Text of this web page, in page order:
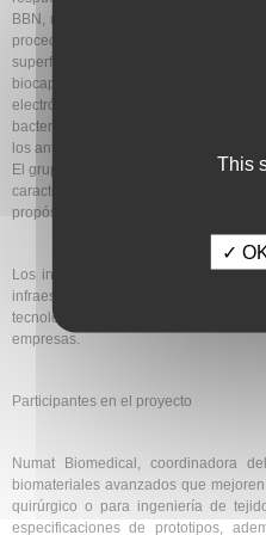
BBN, manifiesta que “las
procedentes de otros focos del
superficie estructuras que alcanzan
biocapas, como la que se muestra
electrónica de una biocapa de
bacterias se hacen muy resistentes,
los antibióticos, hasta el punto de
El grupo que coordina la Dra. Mª
características del material y su
propósito de prevenir y evitar en lo
Los investigadores de este
infraestructura de investigación
tecnológicos de primer nivel para
empresas.
Participantes en el proyecto
Numat Biomedical, coordinadora
biomateriales avanzados que
quirúrgico o para ingeniería de
especificaciones de prototipos,
This
✓